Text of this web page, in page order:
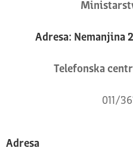
Adresa: Nemanjina
Telefonska
011/
Adresa